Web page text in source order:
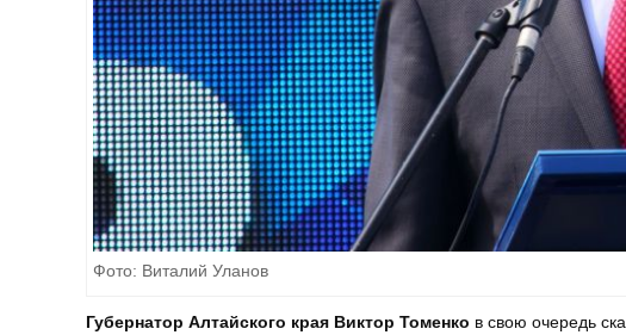
Фото: Виталий Уланов
Губернатор Алтайского края Виктор Томенко в свою очередь